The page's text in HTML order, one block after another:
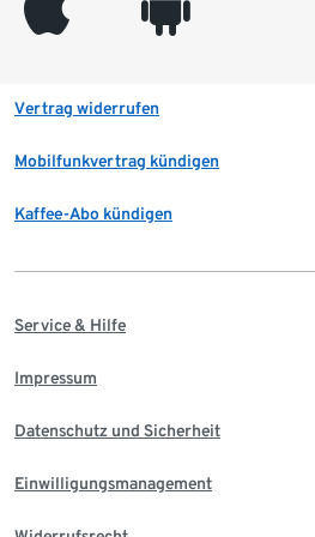
Vertrag widerrufen
Mobilfunkvertrag kündigen
Kaffee-Abo kündigen
Service & Hilfe
Impressum
Datenschutz und Sicherheit
Einwilligungsmanagement